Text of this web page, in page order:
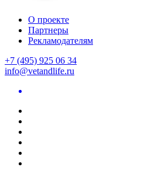
О проекте
Партнеры
Рекламодателям
+7 (495) 925 06 34
info@vetandlife.ru